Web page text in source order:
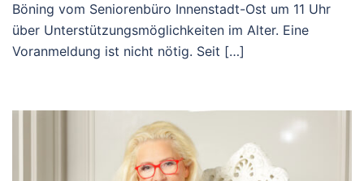
Böning vom Seniorenbüro Innenstadt-Ost um 11 Uhr
über Unterstützungsmöglichkeiten im Alter. Eine
Voranmeldung ist nicht nötig. Seit […]